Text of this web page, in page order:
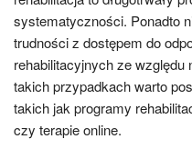
systematyczności. Ponadto
trudności z dostępem do
rehabilitacyjnych ze
takich przypadkach warto
takich jak programy
czy terapie online.